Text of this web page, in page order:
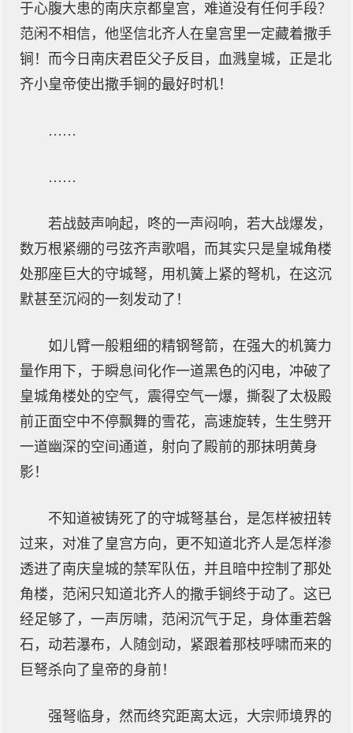
于心腹大患的南庆京都皇宫，难道没有任何手段？
范闲不相信，他坚信北齐人在皇宫里一定藏着撒手
锏！而今日南庆君臣父子反目，血溅皇城，正是北
齐小皇帝使出撒手锏的最好时机！
……
……
若战鼓声响起，咚的一声闷响，若大战爆发，
数万根紧绷的弓弦齐声歌唱，而其实只是皇城角楼
处那座巨大的守城弩，用机簧上紧的弩机，在这沉
默甚至沉闷的一刻发动了！
如儿臂一般粗细的精钢弩箭，在强大的机簧力
量作用下，于瞬息间化作一道黑色的闪电，冲破了
皇城角楼处的空气，震得空气一爆，撕裂了太极殿
前正面空中不停飘舞的雪花，高速旋转，生生劈开
一道幽深的空间通道，射向了殿前的那抹明黄身
影！
不知道被铸死了的守城弩基台，是怎样被扭转
过来，对准了皇宫方向，更不知道北齐人是怎样渗
透进了南庆皇城的禁军队伍，并且暗中控制了那处
角楼，范闲只知道北齐人的撒手锏终于动了。这已
经足够了，一声厉啸，范闲沉气于足，身体重若磐
石，动若瀑布，人随剑动，紧跟着那枝呼啸而来的
巨弩杀向了皇帝的身前！
强弩临身，然而终究距离太远，大宗师境界的